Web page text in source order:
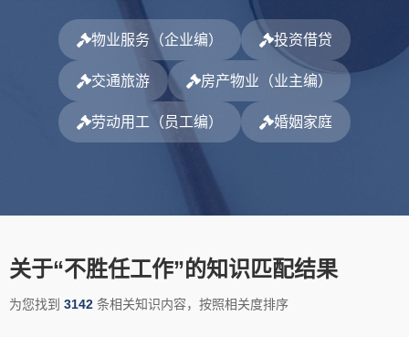
物业服务（企业编） 投资借贷
交通旅游 房产物业（业主编）
劳动用工（员工编） 婚姻家庭
关于“不胜任工作”的知识匹配结果
为您找到 3142 条相关知识内容，按照相关度排序